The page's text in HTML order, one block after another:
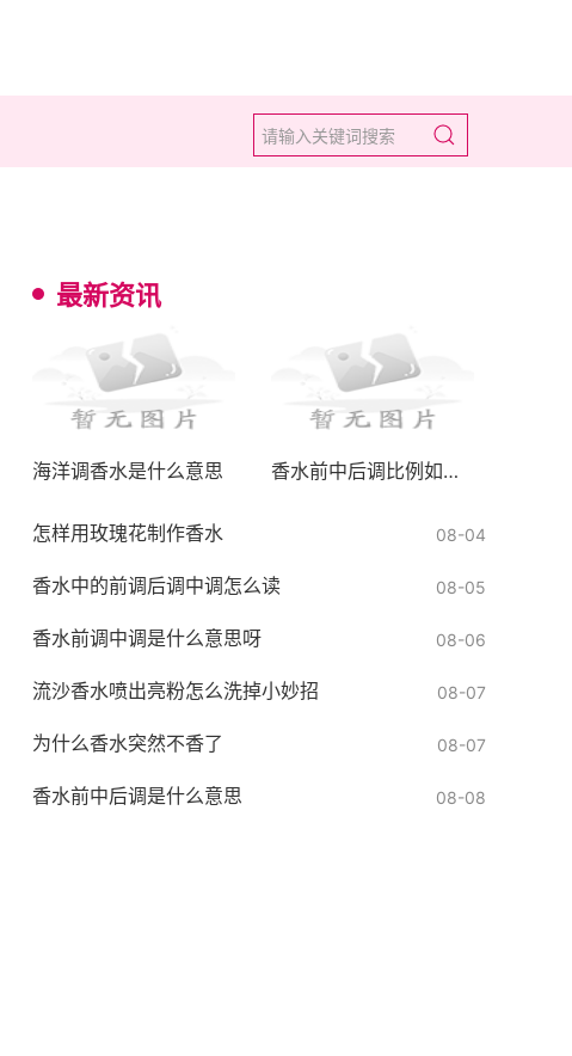
最新资讯
海洋调香水是什么意思 香水前中后调比例如何配制好
怎样用玫瑰花制作香水 08-04
香水中的前调后调中调怎么读 08-05
香水前调中调是什么意思呀 08-06
流沙香水喷出亮粉怎么洗掉小妙招 08-07
为什么香水突然不香了 08-07
香水前中后调是什么意思 08-08